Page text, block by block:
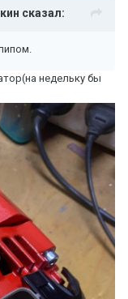
сказал:
недельку бы